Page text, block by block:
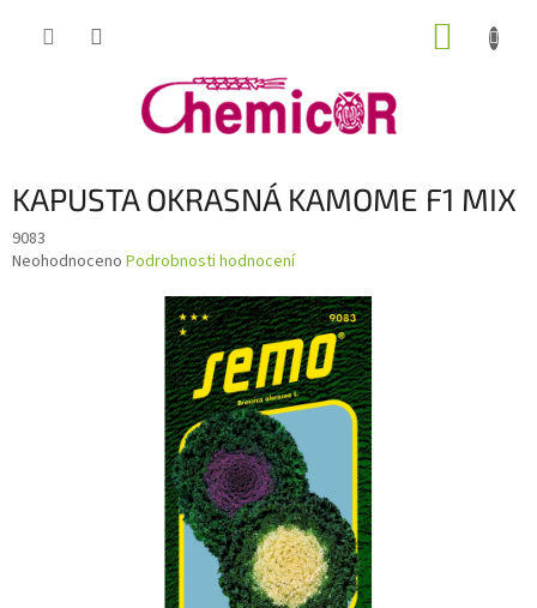
KAPUSTA OKRASNÁ KAMOME F1 MIX
9083
Průměrné
Neohodnoceno Podrobnosti hodnocení